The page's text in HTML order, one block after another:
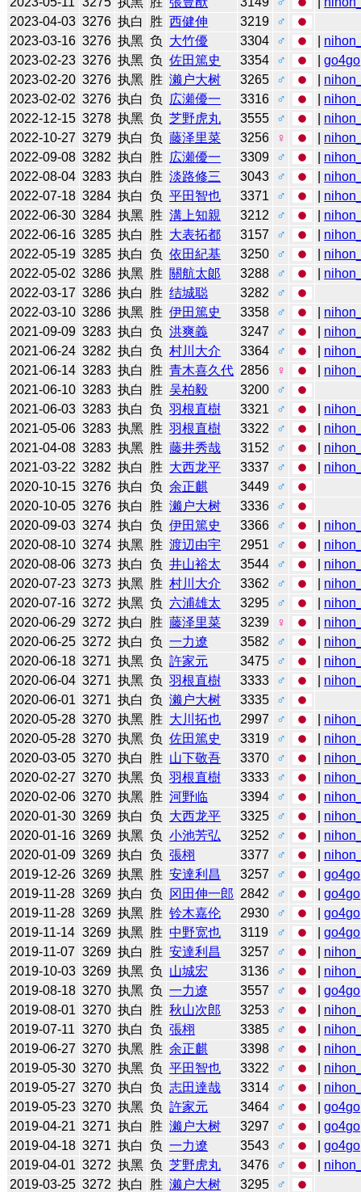
2023-04-03 3276 执白 胜 西健伸 3219
♂
2023-03-16 3276 执黑 负 大竹優 3304 ♂
2023-02-23 3276 执黑 负 佐田篤史 3354 ♂ |go4go
2023-02-20 3276 执黑 胜 濑户大树 3265 ♂
2023-02-02 3276 执白 负 広瀬優一 3316 ♂
2022-12-15 3278 执黑 负 芝野虎丸 3555 ♂
2022-10-27 3279 执白 负 藤泽里菜 3256 ♀
2022-09-08 3282 执白 胜 広瀬優一 3309 ♂
2022-08-04 3283 执白 胜 淡路修三 3043 ♂
2022-07-18 3284 执白 负 平田智也 3371 ♂
2022-06-30 3284 执黑 胜 溝上知親 3212 ♂
2022-06-16 3285 执白 胜 大表拓都 3157 ♂
2022-05-19 3285 执白 负 依田紀基 3250 ♂
2022-05-02 3286 执黑 胜 關航太郞 3288 ♂
2022-03-17 3286 执白 胜 结城聪 3282
♂
2022-03-10 3286 执黑 胜 伊田篤史 3358 ♂
2021-09-09 3283 执白 负 洪爽義 3247 ♂
2021-06-24 3282 执白 负 村川大介 3364 ♂
2021-06-14 3283 执白 胜 青木喜久代 2856 ♀
2021-06-10 3283 执白 胜 吴柏毅 3200
♂
2021-06-03 3283 执白 负 羽根直樹 3321 ♂
2021-05-06 3283 执黑 胜 羽根直樹 3322 ♂
2021-04-08 3283 执黑 胜 藤井秀哉 3152 ♂
2021-03-22 3282 执白 胜 大西龙平 3337 ♂
2020-10-15 3276 执白 负 余正麒 3449
♂
2020-10-05 3276 执白 胜 濑户大树 3336
♂
2020-09-03 3274 执白 负 伊田篤史 3366 ♂
2020-08-10 3274 执黑 胜 渡辺由宇 2951 ♂
2020-08-06 3273 执白 负 井山裕太 3544 ♂
2020-07-23 3273 执黑 胜 村川大介 3362 ♂
2020-07-16 3272 执黑 负 六浦雄太 3295 ♂
2020-06-29 3272 执白 胜 藤泽里菜 3239 ♀
2020-06-25 3272 执白 负 一力遼 3582 ♂
2020-06-18 3271 执黑 负 許家元 3475 ♂
2020-06-04 3271 执黑 负 羽根直樹 3333 ♂
2020-06-01 3271 执白 负 濑户大树 3335
♂
2020-05-28 3270 执黑 胜 大川拓也 2997 ♂
2020-05-28 3270 执黑 负 佐田篤史 3319 ♂
2020-03-05 3270 执白 胜 山下敬吾 3370 ♂
2020-02-27 3270 执黑 负 羽根直樹 3333 ♂
2020-02-06 3270 执黑 胜 河野临 3394 ♂
2020-01-30 3269 执白 负 大西龙平 3325 ♂
2020-01-16 3269 执黑 负 小池芳弘 3252 ♂
2020-01-09 3269 执白 负 張栩 3377 ♂
2019-12-26 3269 执黑 胜 安達利昌 3257 ♂ |go4go
2019-11-28 3269 执白 负 冈田伸一郎 2842 ♂ |go4go
2019-11-28 3269 执黑 胜 铃木嘉伦 2930 ♂ |go4go
2019-11-14 3269 执黑 胜 中野宽也 3119 ♂ |go4go
2019-11-07 3269 执白 胜 安達利昌 3257 ♂
2019-10-03 3269 执黑 负 山城宏 3136 ♂
2019-08-18 3270 执黑 负 一力遼 3557 ♂ |go4go
2019-08-01 3270 执白 胜 秋山次郎 3253 ♂
2019-07-11 3270 执白 负 張栩 3385 ♂
2019-06-27 3270 执黑 胜 余正麒 3398 ♂
2019-05-30 3270 执黑 负 平田智也 3322 ♂
2019-05-27 3270 执白 负 志田達哉 3314 ♂
2019-05-23 3270 执黑 负 許家元 3464 ♂ |go4go
2019-04-21 3271 执白 胜 濑户大树 3297 ♂ |go4go
2019-04-18 3271 执白 负 一力遼 3543 ♂ |go4go
2019-04-01 3272 执黑 负 芝野虎丸 3476 ♂
2019-03-25 3272 执白 胜 濑户大树 3295
♂